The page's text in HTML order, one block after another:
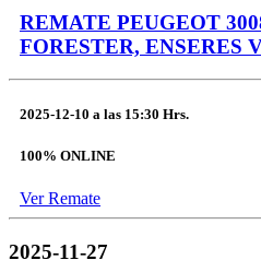
REMATE PEUGEOT
FORESTER, ENSERES
2025-12-10 a las 15:30 Hrs.
100% ONLINE
Ver Remate
2025-11-27